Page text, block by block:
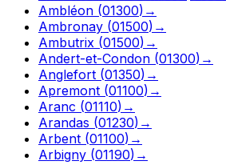
Ambléon (01300) →
Ambronay (01500) →
Ambutrix (01500) →
Andert-et-Condon (01300) →
Anglefort (01350) →
Apremont (01100) →
Aranc (01110) →
Arandas (01230) →
Arbent (01100) →
Arbigny (01190) →